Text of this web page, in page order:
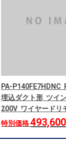
PA-
埋込ダクト形 ツイ
200V ワイヤードリ
特別価格493,600